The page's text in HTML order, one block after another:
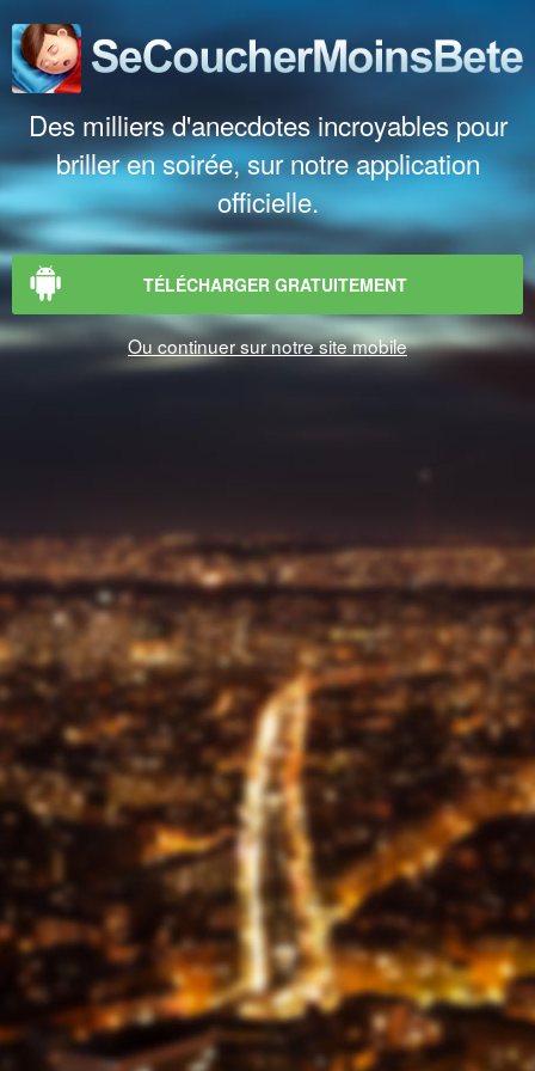
Des milliers d'anecdotes incroyables pour
briller en soirée, sur notre application
officielle.
TÉLÉCHARGER GRATUITEMENT
Ou continuer sur notre site mobile